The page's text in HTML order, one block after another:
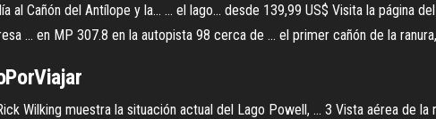
Cañón del Antílope y la... ... el lago... desde 139,99 US$ Visita la página
... en MP 307.8 en la autopista 98 cerca de ... el primer cañón de la
Wilking muestra la situación actual del Lago Powell, ... 3 Vista aérea de la